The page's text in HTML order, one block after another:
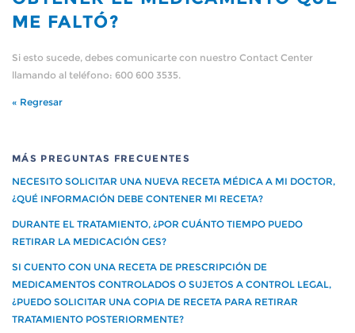
ME FALTÓ?
Si esto sucede, debes comunicarte con nuestro Contact Center
llamando al teléfono: 600 600 3535.
« Regresar
MÁS PREGUNTAS FRECUENTES
NECESITO SOLICITAR UNA NUEVA RECETA MÉDICA A MI DOCTOR,
¿QUÉ INFORMACIÓN DEBE CONTENER MI RECETA?
DURANTE EL TRATAMIENTO, ¿POR CUÁNTO TIEMPO PUEDO
RETIRAR LA MEDICACIÓN GES?
SI CUENTO CON UNA RECETA DE PRESCRIPCIÓN DE
MEDICAMENTOS CONTROLADOS O SUJETOS A CONTROL LEGAL,
¿PUEDO SOLICITAR UNA COPIA DE RECETA PARA RETIRAR
TRATAMIENTO POSTERIORMENTE?